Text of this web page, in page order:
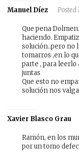
Manuel Díez Posted
Que pena
haciendo.
solución..pero no
tomarros ,en lo
parte , para leerlo
juntas
Que esto no
solución nos valga
Xavier Blasco Grau
Ramón, en los
por un tomo